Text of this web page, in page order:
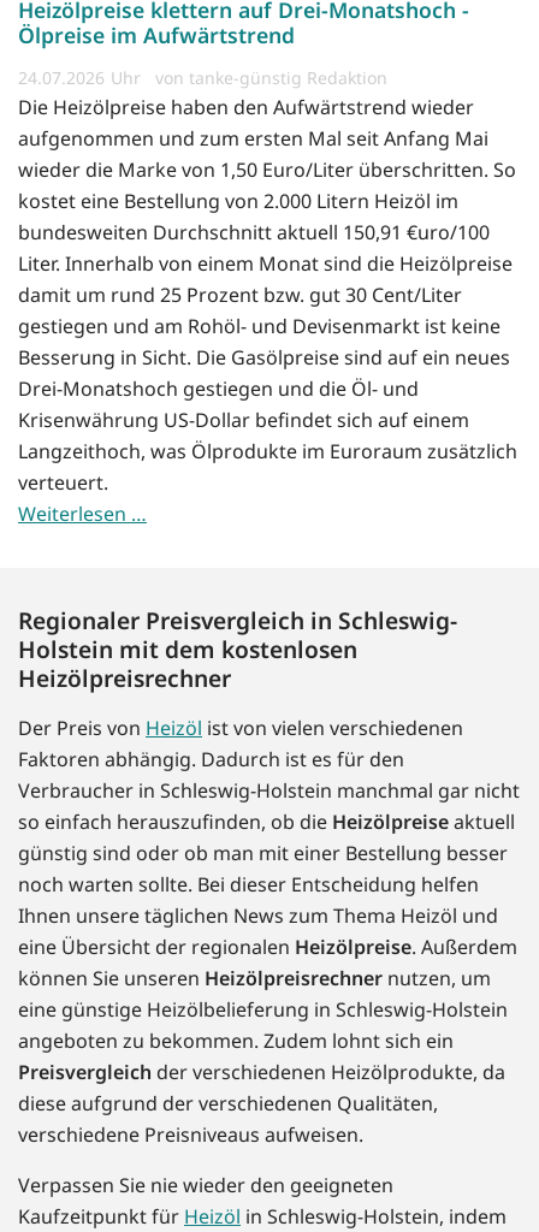
Heizölpreise klettern auf Drei-Monatshoch -
Ölpreise im Aufwärtstrend
24.07.2026 von tanke-günstig Redaktion
Die Heizölpreise haben den Aufwärtstrend wieder
aufgenommen und zum ersten Mal seit Anfang Mai
wieder die Marke von 1,50 Euro/Liter überschritten. So
kostet eine Bestellung von 2.000 Litern Heizöl im
bundesweiten Durchschnitt aktuell 150,91 €uro/100
Liter. Innerhalb von einem Monat sind die Heizölpreise
damit um rund 25 Prozent bzw. gut 30 Cent/Liter
gestiegen und am Rohöl- und Devisenmarkt ist keine
Besserung in Sicht. Die Gasölpreise sind auf ein neues
Drei-Monatshoch gestiegen und die Öl- und
Krisenwährung US-Dollar befindet sich auf einem
Langzeithoch, was Ölprodukte im Euroraum zusätzlich
verteuert.
Weiterlesen …
Regionaler Preisvergleich in Schleswig-
Holstein mit dem kostenlosen
Heizölpreisrechner
Der Preis von Heizöl ist von vielen verschiedenen
Faktoren abhängig. Dadurch ist es für den
Verbraucher in Schleswig-Holstein manchmal gar nicht
so einfach herauszufinden, ob die Heizölpreiseaktuell
günstig sind oder ob man mit einer Bestellung besser
noch warten sollte. Bei dieser Entscheidung helfen
Ihnen unsere täglichen News zum Thema Heizöl und
eine Übersicht der regionalen Heizölpreise. Außerdem
können Sie unseren Heizölpreisrechner nutzen, um
eine günstige Heizölbelieferung in Schleswig-Holstein
angeboten zu bekommen. Zudem lohnt sich ein
Preisvergleich der verschiedenen Heizölprodukte, da
diese aufgrund der verschiedenen Qualitäten,
verschiedene Preisniveaus aufweisen.
Verpassen Sie nie wieder den geeigneten
Kaufzeitpunkt für Heizöl in Schleswig-Holstein, indem